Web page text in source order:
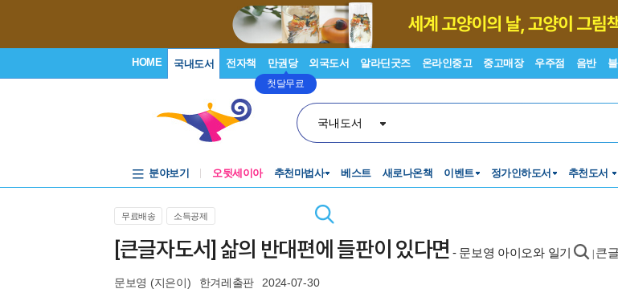
HOME 국내도서 전자책 만권당
첫달무료
외국도서 알라딘굿즈 온라인중고 중고매장 우주점 음반
국내도서
분야보기 오뒷세이아 추천마법사 베스트 새로나온책 이벤트 정가인하도서 추천도서
무료배송 소득공제
[큰글자도서] 삶의 반대편에 들판이 있다면 - 문보영 아이오와 일기 큰
문보영 (지은이) 한겨레출판 2024-07-30